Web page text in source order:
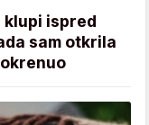
klupi ispred
sam otkrila